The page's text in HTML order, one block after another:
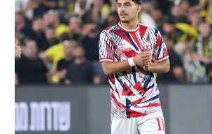
1
לבית עסק